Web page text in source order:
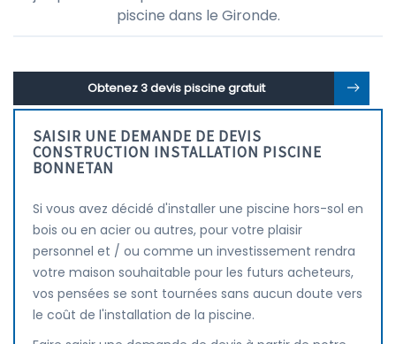
piscine dans le Gironde.
Obtenez 3 devis piscine gratuit
SAISIR UNE DEMANDE DE DEVIS
CONSTRUCTION INSTALLATION PISCINE
BONNETAN
Si vous avez décidé d'installer une piscine hors-sol en
bois ou en acier ou autres, pour votre plaisir
personnel et / ou comme un investissement rendra
votre maison souhaitable pour les futurs acheteurs,
vos pensées se sont tournées sans aucun doute vers
le coût de l'installation de la piscine.